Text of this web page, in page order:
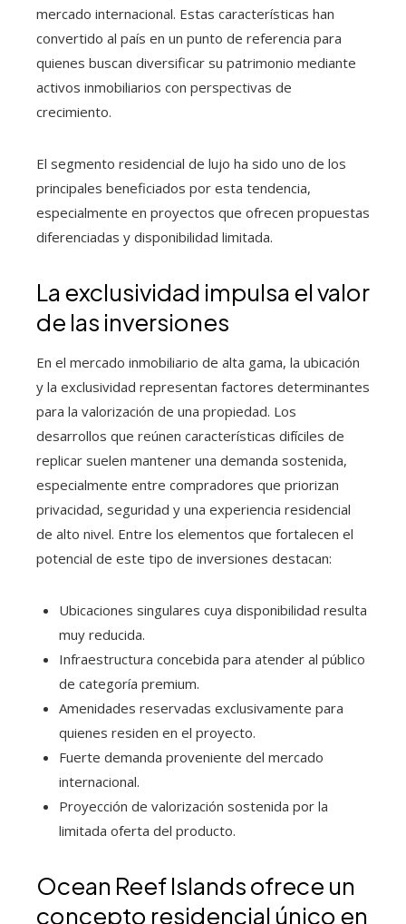
mercado internacional. Estas características han
convertido al país en un punto de referencia para
quienes buscan diversificar su patrimonio mediante
activos inmobiliarios con perspectivas de
crecimiento.
El segmento residencial de lujo ha sido uno de los
principales beneficiados por esta tendencia,
especialmente en proyectos que ofrecen propuestas
diferenciadas y disponibilidad limitada.
La exclusividad impulsa el valor
de las inversiones
En el mercado inmobiliario de alta gama, la ubicación
y la exclusividad representan factores determinantes
para la valorización de una propiedad. Los
desarrollos que reúnen características difíciles de
replicar suelen mantener una demanda sostenida,
especialmente entre compradores que priorizan
privacidad, seguridad y una experiencia residencial
de alto nivel. Entre los elementos que fortalecen el
potencial de este tipo de inversiones destacan:
Ubicaciones singulares cuya disponibilidad resulta
muy reducida.
Infraestructura concebida para atender al público
de categoría premium.
Amenidades reservadas exclusivamente para
quienes residen en el proyecto.
Fuerte demanda proveniente del mercado
internacional.
Proyección de valorización sostenida por la
limitada oferta del producto.
Ocean Reef Islands ofrece un
concepto residencial único en